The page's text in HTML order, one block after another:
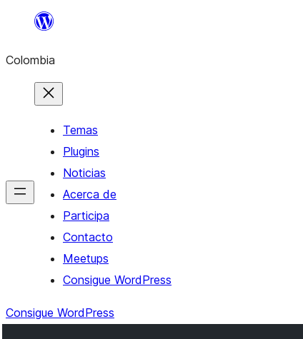
Saltar
contenido
Colombia
Temas
Plugins
Noticias
Acerca de
Participa
Contacto
Meetups
Consigue WordPress
Consigue WordPress